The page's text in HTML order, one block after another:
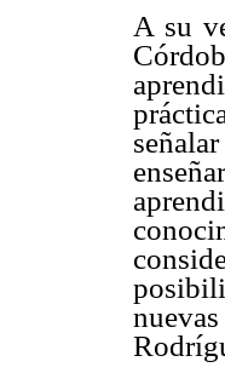
A su